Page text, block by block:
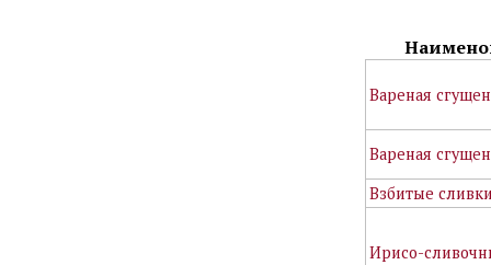
Вареная
Вареная
Взбитые
Ирисо-